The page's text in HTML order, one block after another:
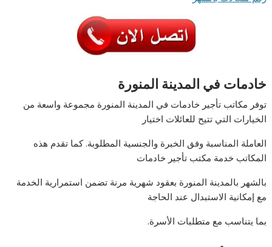
خادمات في المدينة المنورة
توفر مكاتب تأجير خادمات في المدينة المنورة مجموعة واسعة من
الخيارات التي تتيح للعائلات اختيار
العاملة المناسبة وفق الخبرة والجنسية المطلوبة. كما تقدم هذه
المكاتب خدمة مكتب تأجير خادمات
بالشهر بالمدينة المنورة بعقود شهرية مرنة تضمن استمرارية الخدمة
مع إمكانية الاستبدال عند الحاجة
بما يتناسب مع متطلبات الأسرة.